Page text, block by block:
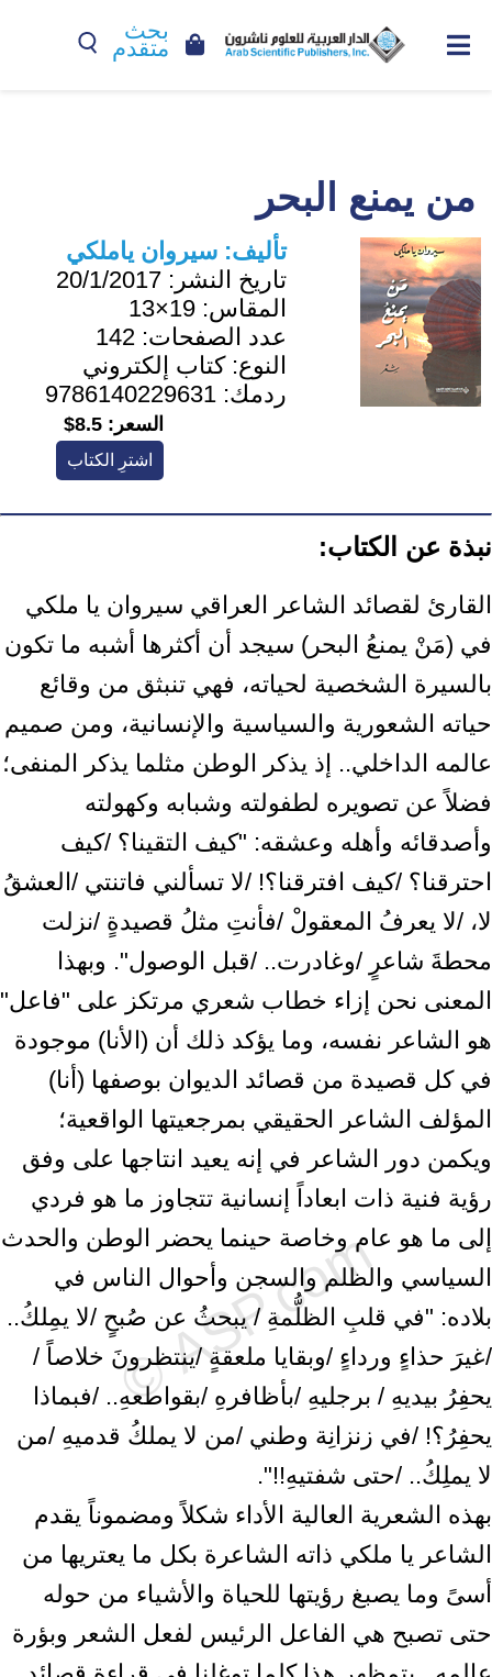
بحث
متقدم
من يمنع البحر
تأليف: سيروان ياملكي
تاريخ النشر: 20/1/2017
المقاس: 19×13
عدد الصفحات: 142
النوع:كتاب إلكتروني
ردمك: 9786140229631
السعر: 8.5$
اشترِ الكتاب
نبذة عن الكتاب:
القارئ لقصائد الشاعر العراقي سيروان يا ملكي
في (مَنْ يمنعُ البحر) سيجد أن أكثرها أشبه ما تكون
بالسيرة الشخصية لحياته، فهي تنبثق من وقائع
حياته الشعورية والسياسية والإنسانية، ومن صميم
عالمه الداخلي.. إذ يذكر الوطن مثلما يذكر المنفى؛
فضلاً عن تصويره لطفولته وشبابه وكهولته
وأصدقائه وأهله وعشقه: "كيف التقينا؟ /كيف
احترقنا؟ /كيف افترقنا؟! /لا تسألني فاتنتي /العشقُ
لا، /لا يعرفُ المعقولْ /فأنتِ مثلُ قصيدةٍ /نزلت
محطةَ شاعرٍ /وغادرت.. /قبل الوصول". وبهذا
المعنى نحن إزاء خطاب شعري مرتكز على "فاعل"
هو الشاعر نفسه، وما يؤكد ذلك أن (الأنا) موجودة
في كل قصيدة من قصائد الديوان بوصفها (أنا)
المؤلف الشاعر الحقيقي بمرجعيتها الواقعية؛
ويكمن دور الشاعر في إنه يعيد انتاجها على وفق
رؤية فنية ذات ابعاداً إنسانية تتجاوز ما هو فردي
إلى ما هو عام وخاصة حينما يحضر الوطن والحدث
السياسي والظلم والسجن وأحوال الناس في
بلاده: "في قلبِ الظلُّمةِ / يبحثُ عن صُبحٍ /لا يمِلكُ..
/غيرَ حذاءٍ ورداءٍ /وبقايا ملعقةٍ /ينتظرونَ خلاصاً /
يحفِرُ بيديهِ / برجليهِ /بأظافرهِ /بقواطعهِ.. /فبماذا
يحفِرُ؟! /في زنزانِة وطني /من لا يملكُ قدميهِ /من
لا يملِكُ.. /حتى شفتيهِ!!".
بهذه الشعرية العالية الأداء شكلاً ومضموناً يقدم
الشاعر يا ملكي ذاته الشاعرة بكل ما يعتريها من
أسىً وما يصبغ رؤيتها للحياة والأشياء من حوله
حتى تصبح هي الفاعل الرئيس لفعل الشعر وبؤرة